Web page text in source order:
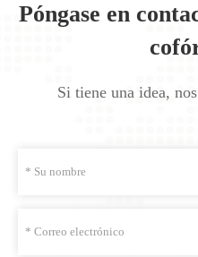
Póngase en
Si tiene una idea,